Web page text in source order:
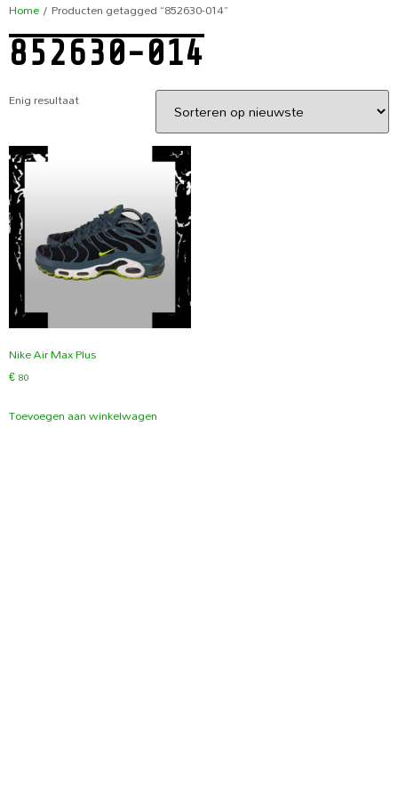
Home/ Producten getagged “852630-014”
852630-014
Enig resultaat
Nike Air Max Plus
€80
Toevoegen aan winkelwagen